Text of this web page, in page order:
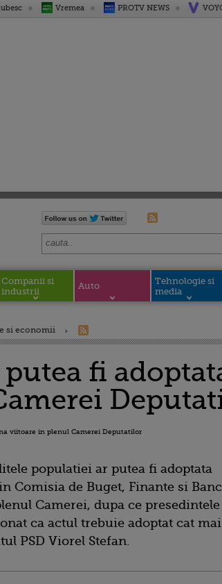
Vremea PROTV NEWS
Companii si
industrii
Auto
Tehnologie si
media
si economii
putea fi
populatiei ar putea fi adoptata
Comisia de Buget, Finante si
Camerei, dupa ce presedintele
ca actul trebuie adoptat cat mai
PSD Viorel Stefan.